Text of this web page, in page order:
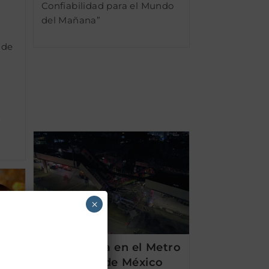
Confiabilidad para el Mundo
del Mañana”
Negligencia en el Metro
de Ciudad de México
×